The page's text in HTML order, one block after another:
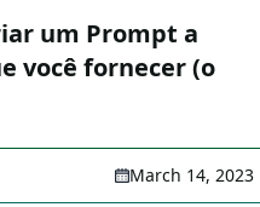
um Prompt a
você fornecer (o
March 14, 2023